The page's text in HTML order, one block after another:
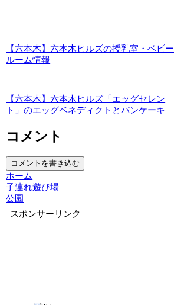
【六本木】六本木ヒルズの授乳室・ベビー
ルーム情報
【六本木】六本木ヒルズ「エッグセレン
ト」のエッグベネディクトとパンケーキ
コメント
コメントを書き込む
ホーム
子連れ遊び場
公園
スポンサーリンク